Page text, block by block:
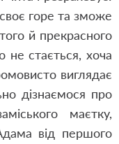
горе та зможе
й прекрасного
не стається, хоча
виглядає
дізнаємося про
маєтку,
від першого